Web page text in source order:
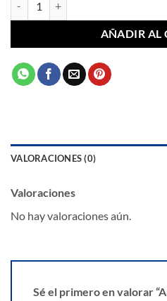
AÑADIR AL
VALORACIONES (0)
Valoraciones
No hay valoraciones aún.
Sé el primero en valorar